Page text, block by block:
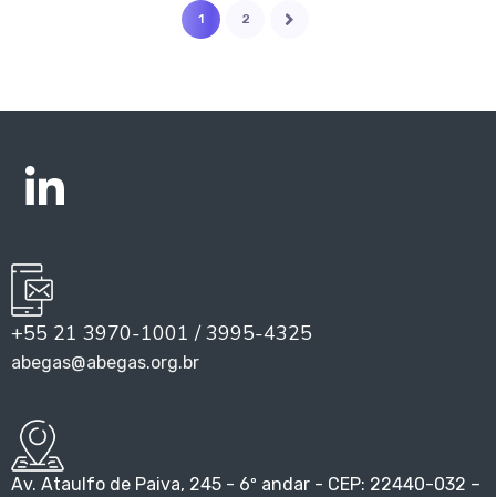
1 2
+55 21 3970-1001 / 3995-4325
abegas@abegas.org.br
Av. Ataulfo de Paiva, 245 - 6º andar - CEP: 22440-032 –